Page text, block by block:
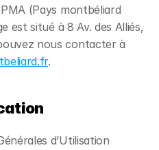
(Pays montbéliard
est situé à 8 Av. des Alliés,
nous contacter à
.
d’Utilisation